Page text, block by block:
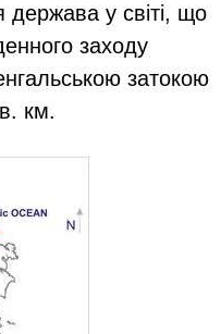
держава у світі, що
заходу
затокою
км.